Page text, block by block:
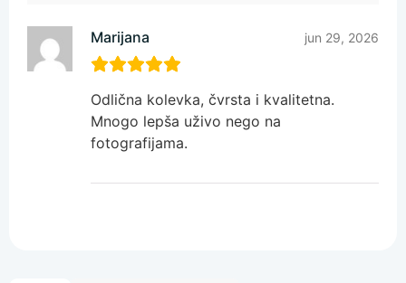
Marijana jun 29, 2026
Odlična kolevka, čvrsta i kvalitetna.
Mnogo lepša uživo nego na
fotografijama.